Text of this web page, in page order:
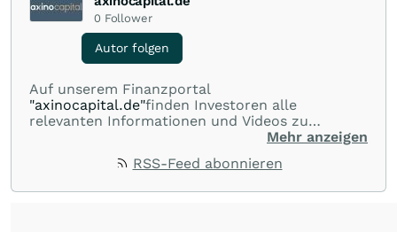
den angestrebten wirtschaftlichen und rechtlichen Zweck weitgehend
7.5. Gerichtsstand ist in Esslingen am Neckar, soweit der Kunde Kaufmann
i. S. des Handelsgesetzbuchs, juristische Person des öffentlichen Rechts
oder öffentlich-rechtliches Sondervermögen ist. Gleiches gilt, soweit der
Kunde bei Klageerhebung keinen Sitz oder gewöhnlichen Aufenthaltsort in
der Bundesrepublik Deutschland hat.
Diskutieren Sie über die enthaltenen Werte